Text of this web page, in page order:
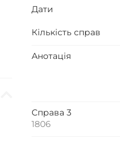
Дати
Кількість справ
Анотація
Справа 3
1806